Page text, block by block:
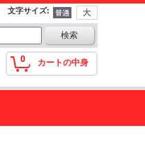
文字サイズ:
0 カートの中身